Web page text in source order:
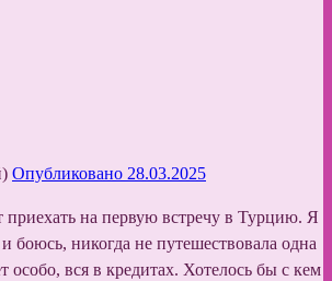
Опубликовано 28.03.2025
приехать на первую встречу в Турцию. Я
боюсь, никогда не путешествовала одна
особо, вся в кредитах. Хотелось бы с кем